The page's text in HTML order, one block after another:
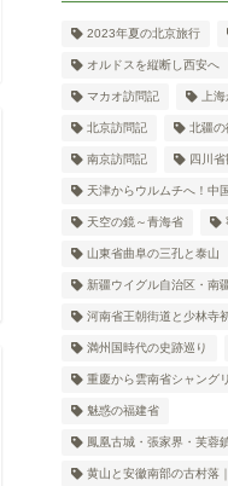
2023年夏の北京旅行
オルドスを縦断し西安へ
マカオ訪問記 上
北京訪問記 北疆の
南京訪問記 四川省
天津からウルムチへ！中
天空の鏡～青海省
山東省曲阜の三孔と泰山
新疆ウイグル自治区・南
河南省王朝街道と少林寺
満州国時代の史跡巡り
重慶から雲南省シャング
魅惑の福建省
鳳凰古城・張家界・芙蓉
黄山と安徽南部の古村落